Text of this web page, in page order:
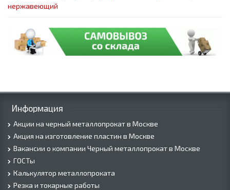
нержавеющий
Информация
Акции на черный металлопрокат в Москве
Акция на изготовление пластин в Москве
Вакансии о компании Черный металлопрокат в Москве
ГОСТы
Калькулятор металлопроката
Резка и токарные работы